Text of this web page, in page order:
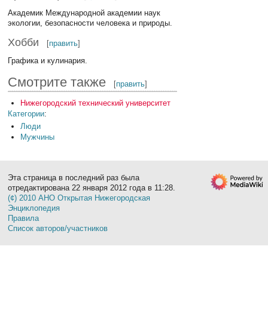
Академик Международной академии наук
экологии, безопасности человека и природы.
Хобби [править]
Графика и кулинария.
Смотрите также [править]
Нижегородский технический университет
Категории:
Люди
Мужчины
Эта страница в последний раз была
отредактирована 22 января 2012 года в 11:28.
(¢) 2010 АНО Открытая Нижегородская
Энциклопедия
Правила
Список авторов/участников